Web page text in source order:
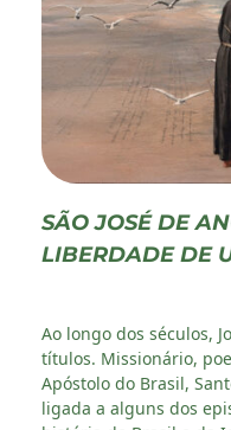
SÃO JOSÉ DE
LIBERDADE DE
Ao longo dos séculos,
títulos. Missionário,
Apóstolo do Brasil,
ligada a alguns dos